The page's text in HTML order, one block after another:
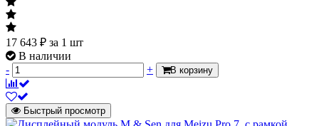
17 643 ₽ за 1 шт
В наличии
-
+ В корзину
Быстрый просмотр